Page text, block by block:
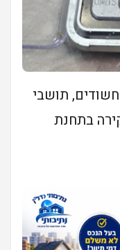
תושבי
בתחנת